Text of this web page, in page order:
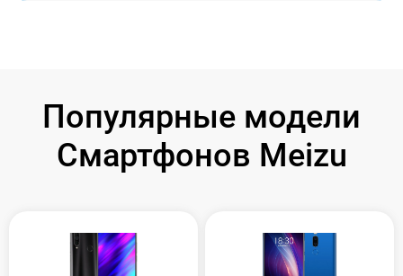
Популярные модели
Смартфонов Meizu